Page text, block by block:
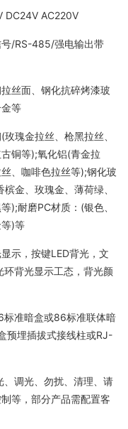
AC220V
/RS-485/强电输出带
面、钢化抗碎烤漆玻
等
瑰金拉丝、枪黑拉丝、
铜等);氧化铝(青金拉
、咖啡色拉丝等);钢化玻
金、玫瑰金、薄荷绿、
);耐磨PC材质：(银色、
)等
，按键LED背光，文
背光显示工态，背光颜
准暗盒或86标准联体暗
预埋插拔式接线柱或RJ-
调光、勿扰、清理、请
等，部分产品需配置客